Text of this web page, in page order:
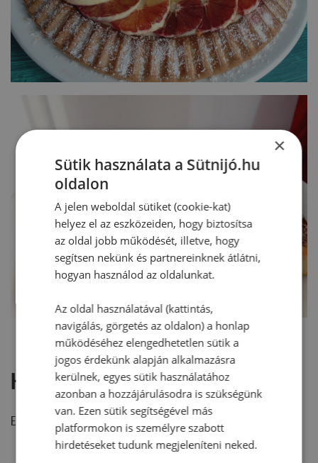
Hozzászólások
Ehhez a recepthez még nem érkezett hozzászólás.
×
Sütik használata a Sütnijó.hu
oldalon
A jelen weboldal sütiket (cookie-kat)
helyez el az eszközeiden, hogy biztosítsa
az oldal jobb működését, illetve, hogy
segítsen nekünk és partnereinknek átlátni,
hogyan használod az oldalunkat.
Az oldal használatával (kattintás,
navigálás, görgetés az oldalon) a honlap
működéséhez elengedhetetlen sütik a
jogos érdekünk alapján alkalmazásra
kerülnek, egyes sütik használatához
azonban a hozzájárulásodra is szükségünk
van. Ezen sütik segítségével más
platformokon is személyre szabott
hirdetéseket tudunk megjeleníteni neked.